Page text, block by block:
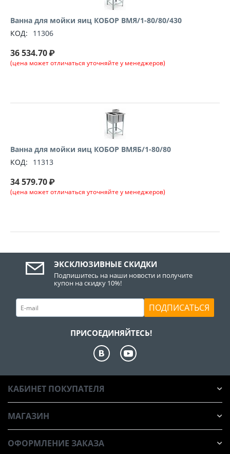
Ванна для мойки яиц КОБОР ВМЯ/1-80/80/430
КОД:
11306
36 534.70₽
(цена может отличаться уточняйте у менеджеров)
Ванна для мойки яиц КОБОР ВМЯБ/1-80/80
КОД:
11313
34 579.70₽
(цена может отличаться уточняйте у менеджеров)
ЭКСКЛЮЗИВНЫЕ СКИДКИ
Подпишитесь на наши новости и получите
купон на скидку 10%!
ПОДПИСАТЬСЯ
ПРИСОЕДИНЯЙТЕСЬ!
КАБИНЕТ ПОКУПАТЕЛЯ
МАГАЗИН
ОФОРМЛЕНИЕ ЗАКАЗА